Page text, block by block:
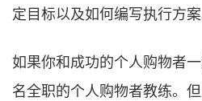
定目标以及如何编写执行方案
如果你和成功的个人购物者
名全职的个人购物者教练。